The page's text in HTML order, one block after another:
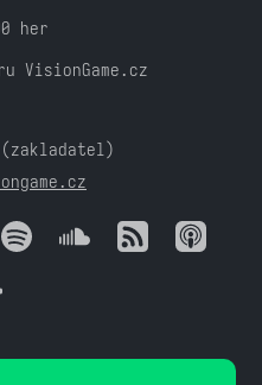
her
VisionGame.cz
(zakladatel)